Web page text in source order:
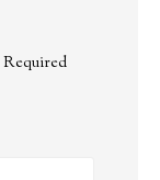
Required